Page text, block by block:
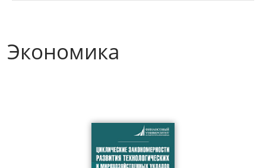
Экономика